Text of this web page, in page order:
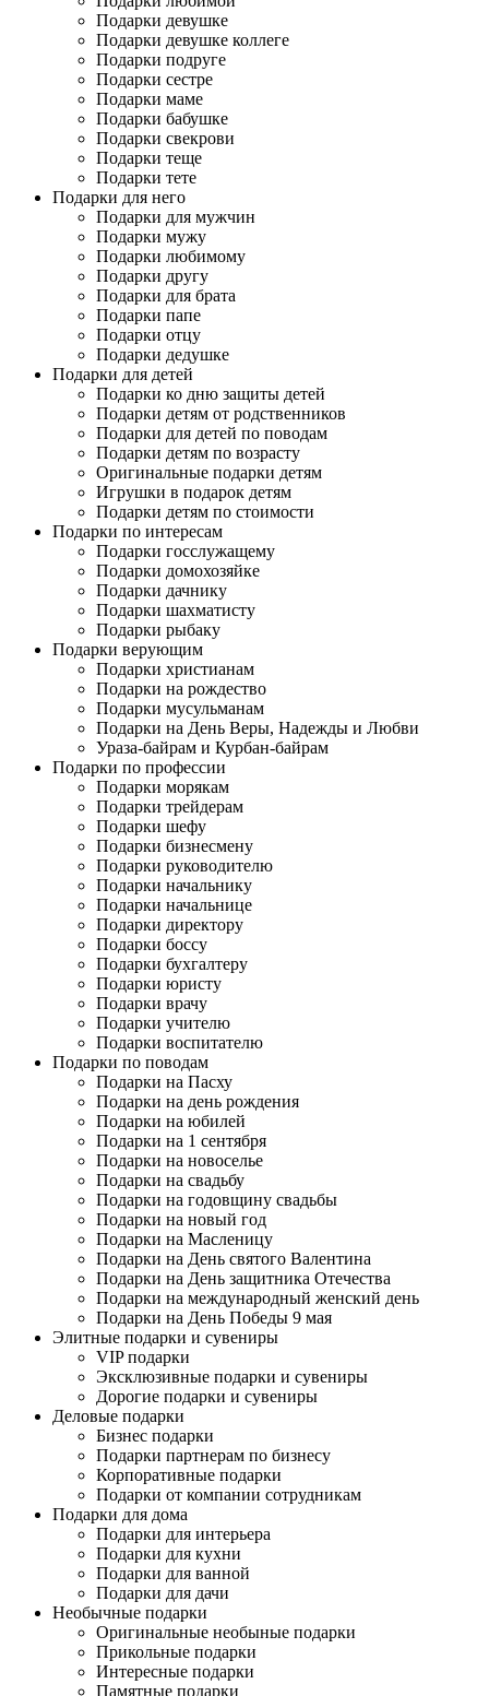
Подарки девушке
Подарки девушке коллеге
Подарки подруге
Подарки сестре
Подарки маме
Подарки бабушке
Подарки свекрови
Подарки теще
Подарки тете
Подарки для него
Подарки для мужчин
Подарки мужу
Подарки любимому
Подарки другу
Подарки для брата
Подарки папе
Подарки отцу
Подарки дедушке
Подарки для детей
Подарки ко дню защиты детей
Подарки детям от родственников
Подарки для детей по поводам
Подарки детям по возрасту
Оригинальные подарки детям
Игрушки в подарок детям
Подарки детям по стоимости
Подарки по интересам
Подарки госслужащему
Подарки домохозяйке
Подарки дачнику
Подарки шахматисту
Подарки рыбаку
Подарки верующим
Подарки христианам
Подарки на рождество
Подарки мусульманам
Подарки на День Веры, Надежды и Любви
Ураза-байрам и Курбан-байрам
Подарки по профессии
Подарки морякам
Подарки трейдерам
Подарки шефу
Подарки бизнесмену
Подарки руководителю
Подарки начальнику
Подарки начальнице
Подарки директору
Подарки боссу
Подарки бухгалтеру
Подарки юристу
Подарки врачу
Подарки учителю
Подарки воспитателю
Подарки по поводам
Подарки на Пасху
Подарки на день рождения
Подарки на юбилей
Подарки на 1 сентября
Подарки на новоселье
Подарки на свадьбу
Подарки на годовщину свадьбы
Подарки на новый год
Подарки на Масленицу
Подарки на День святого Валентина
Подарки на День защитника Отечества
Подарки на международный женский день
Подарки на День Победы 9 мая
Элитные подарки и сувениры
VIP подарки
Эксклюзивные подарки и сувениры
Дорогие подарки и сувениры
Деловые подарки
Бизнес подарки
Подарки партнерам по бизнесу
Корпоративные подарки
Подарки от компании сотрудникам
Подарки для дома
Подарки для интерьера
Подарки для кухни
Подарки для ванной
Подарки для дачи
Необычные подарки
Оригинальные необыные подарки
Прикольные подарки
Интересные подарки
Памятные подарки